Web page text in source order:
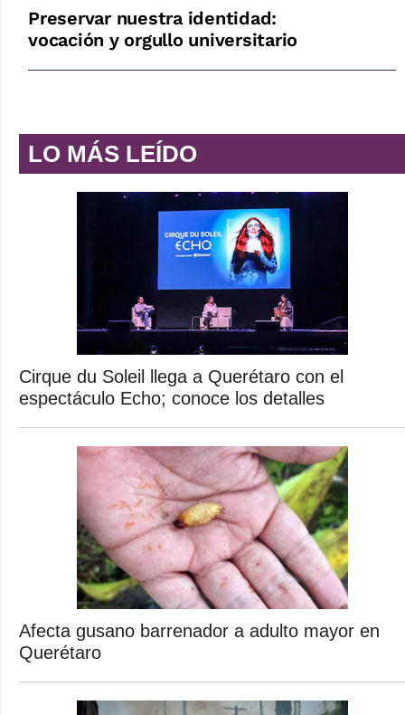
Preservar nuestra identidad:
vocación y orgullo universitario
LO MÁS LEÍDO
Cirque du Soleil llega a Querétaro con el
espectáculo Echo; conoce los detalles
Afecta gusano barrenador a adulto mayor en
Querétaro